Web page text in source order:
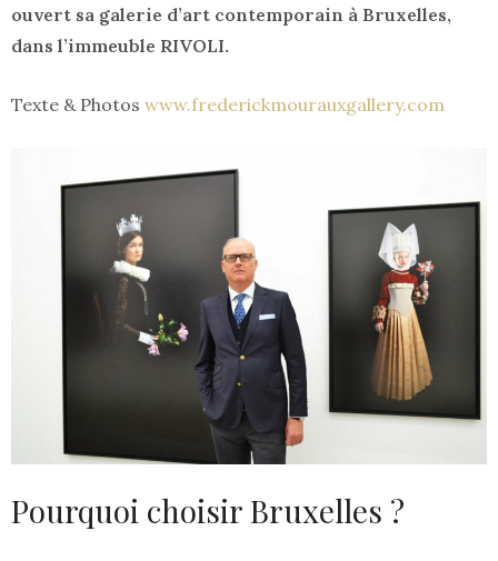
ouvert sa galerie d’art contemporain à Bruxelles,
dans l’immeuble RIVOLI.
Texte & Photos www.frederickmourauxgallery.com
Pourquoi choisir Bruxelles ?